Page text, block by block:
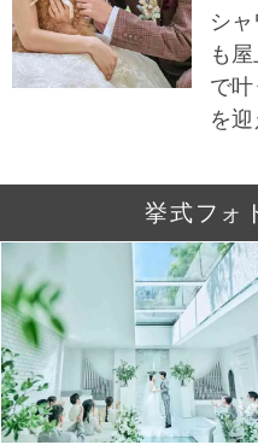
シ
も
で
を迎
挙式フォ